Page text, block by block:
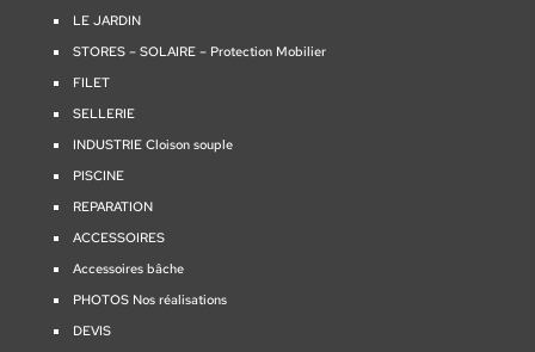
LE JARDIN
STORES – SOLAIRE – Protection Mobilier
FILET
SELLERIE
INDUSTRIE Cloison souple
PISCINE
REPARATION
ACCESSOIRES
Accessoires bâche
PHOTOS Nos réalisations
DEVIS